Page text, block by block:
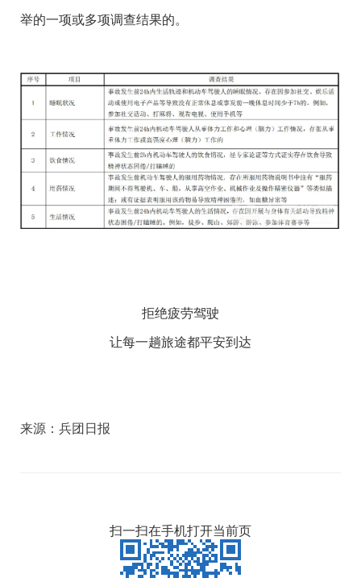
举的一项或多项调查结果的。
拒绝疲劳驾驶
让每一趟旅途都平安到达
来源： 兵团日报
扫一扫在手机打开当前页